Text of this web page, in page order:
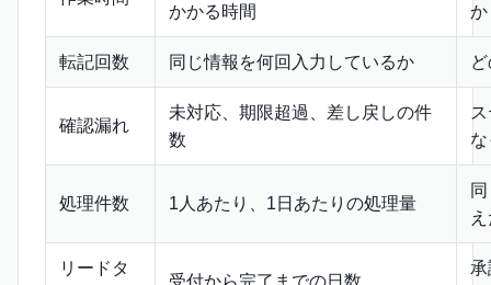
かかる時間
か
転記回数 同じ情報を何回入力しているか
確認漏れ
未対応、期限超過、差し戻しの件
数
処理件数 1人あたり、1日あたりの処理量
リードタ
承